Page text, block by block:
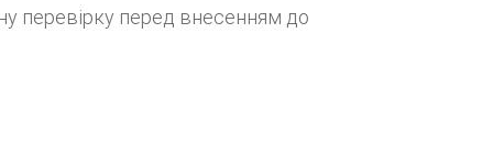
перевірку перед внесенням до